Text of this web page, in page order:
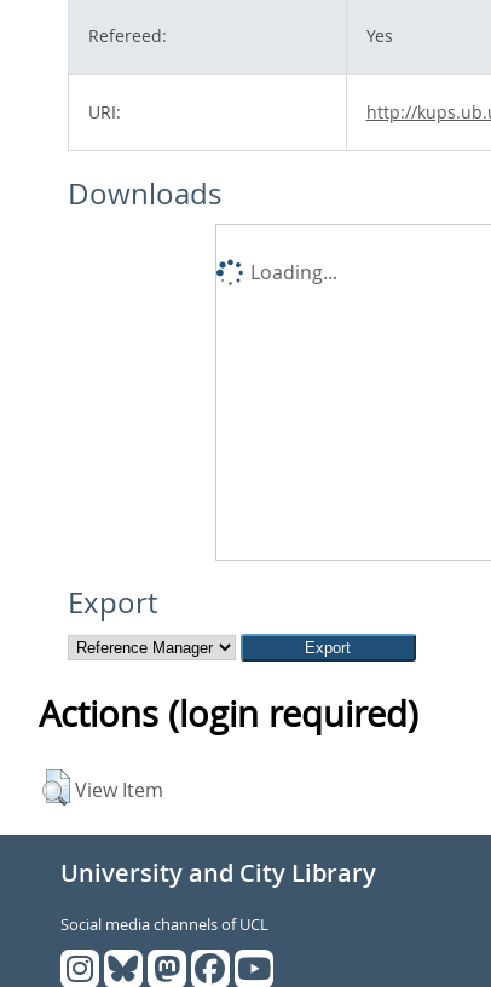
Refereed: Yes
URI: http://
Downloads
Loading...
Export
Actions (login required)
View Item
University and City Library
Social media channels of UCL